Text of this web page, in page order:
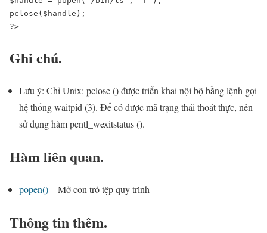
pclose($handle);
?>
Ghi chú.
Lưu ý: Chỉ Unix: pclose () được triển khai nội bộ bằng lệnh gọi
hệ thống waitpid (3). Để có được mã trạng thái thoát thực, nên
sử dụng hàm pcntl_wexitstatus ().
Hàm liên quan.
popen()– Mở con trỏ tệp quy trình
Thông tin thêm.